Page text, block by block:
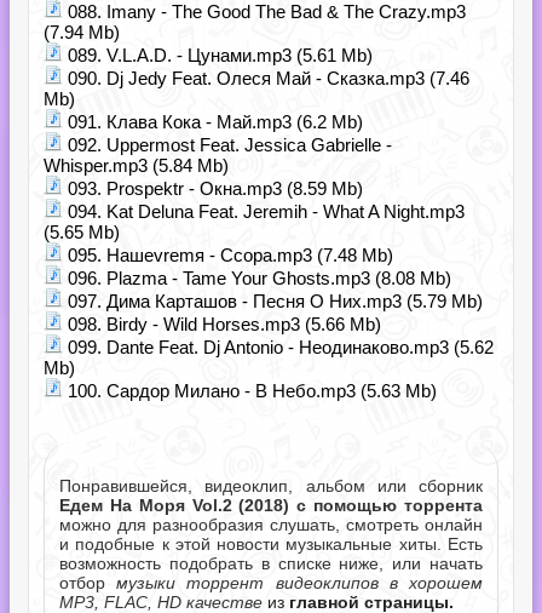
088. Imany - The Good The Bad & The Crazy.mp3
(7.94 Mb)
089. V.L.A.D. - Цунами.mp3 (5.61 Mb)
090. Dj Jedy Feat. Олеся Май - Сказка.mp3 (7.46
Mb)
091. Клава Кока - Май.mp3 (6.2 Mb)
092. Uppermost Feat. Jessica Gabrielle -
Whisper.mp3 (5.84 Mb)
093. Prospektr - Окна.mp3 (8.59 Mb)
094. Kat Deluna Feat. Jeremih - What A Night.mp3
(5.65 Mb)
095. Нашеvremя - Ссора.mp3 (7.48 Mb)
096. Plazma - Tame Your Ghosts.mp3 (8.08 Mb)
097. Дима Карташов - Песня О Них.mp3 (5.79 Mb)
098. Birdy - Wild Horses.mp3 (5.66 Mb)
099. Dante Feat. Dj Antonio - Неодинаково.mp3 (5.62
Mb)
100. Сардор Милано - В Небо.mp3 (5.63 Mb)
Понравившейся, видеоклип, альбом или сборник
Едем На Моря Vol.2 (2018) с помощью торрента
можно для разнообразия слушать, смотреть онлайн
и подобные к этой новости музыкальные хиты. Есть
возможность подобрать в списке ниже, или начать
отбормузыки торрент видеоклипов в хорошем
MP3, FLAC, HD качестве из главной страницы.